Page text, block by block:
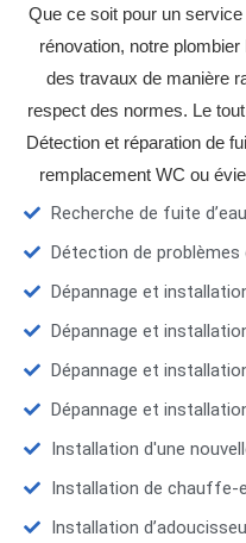
Que ce soit pour un
rénovation, notre
des travaux de manière
respect des normes. Le
Détection et réparation de
remplacement WC ou
Recherche de fuite
Détection de problèmes
Dépannage et
Dépannage et
Dépannage et
Dépannage et
Installation d'une
Installation de chauffe-
Installation